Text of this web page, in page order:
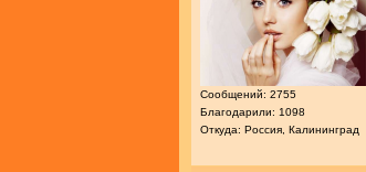
Сообщений: 2755
Благодарили: 1098
Откуда: Россия, Калининград